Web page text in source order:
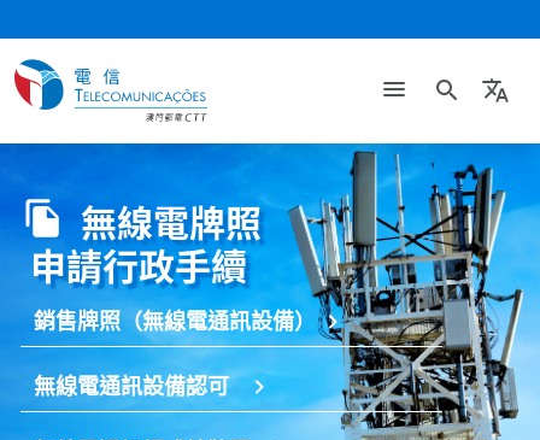
search translate
無線電牌照
申請行政手續
銷售牌照（無線電通訊設備）
無線電通訊設備認可